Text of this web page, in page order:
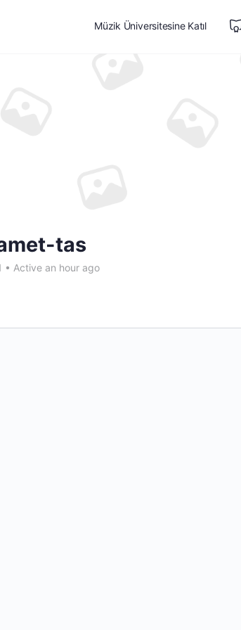
Müzik Üniversitesine Katıl
tas
• Active an hour ago